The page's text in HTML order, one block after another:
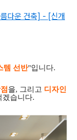
다운 건축] - [신개
템 선반"입니다.
을, 그리고 디자인
겠습니다.